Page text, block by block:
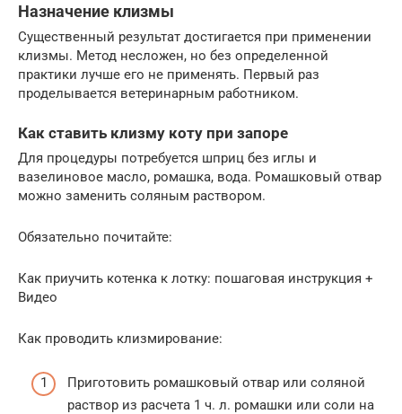
Назначение клизмы
Существенный результат достигается при применении
клизмы. Метод несложен, но без определенной
практики лучше его не применять. Первый раз
проделывается ветеринарным работником.
Как ставить клизму коту при запоре
Для процедуры потребуется шприц без иглы и
вазелиновое масло, ромашка, вода. Ромашковый отвар
можно заменить соляным раствором.
Обязательно почитайте:
Как приучить котенка к лотку: пошаговая инструкция +
Видео
Как проводить клизмирование:
Приготовить ромашковый отвар или соляной
раствор из расчета 1 ч. л. ромашки или соли на